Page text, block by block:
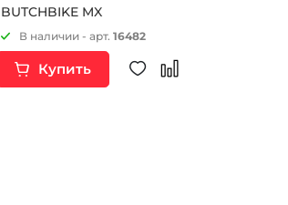
BUTCHBIKE MX
В наличии - арт. 16482
Купить